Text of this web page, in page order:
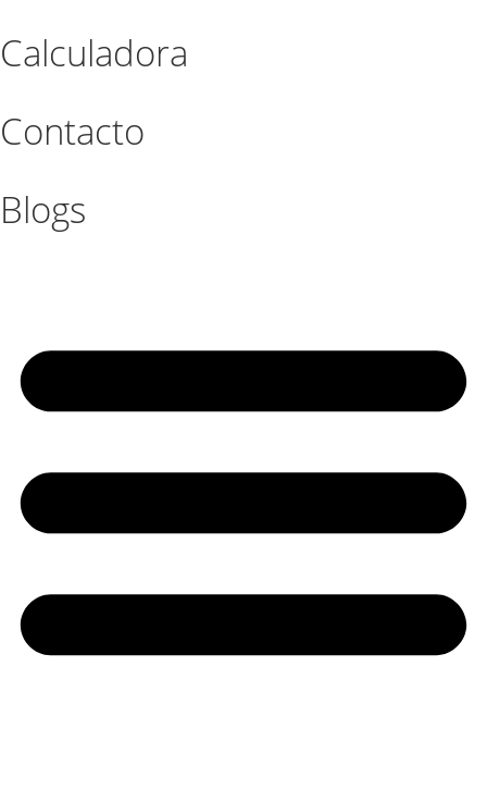
Calculadora
Contacto
Blogs